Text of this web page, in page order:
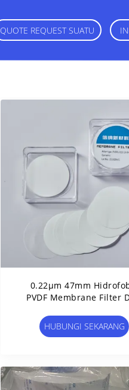
QUOTE REQUEST SUATU
0.22μm 47mm
PVDF Membrane Filter
HUBUNGI SEKARANG